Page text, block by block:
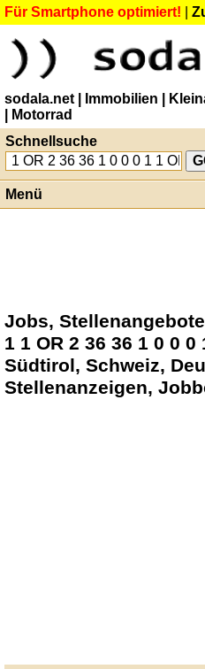
Für Smartphone optimiert!
sodala.net | Immobilien |
| Motorrad
Schnellsuche
Menü
Jobs,
1 1 OR 2 36 36 1 0 0
Südtirol, Schweiz,
Stellenanzeigen,